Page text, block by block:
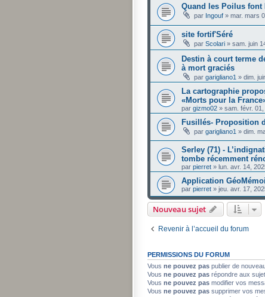
Quand les Poilus font
par Ingouf » mar. mars
site fortif'Séré
par Scolari » sam. juin
Destin à court terme
à mort graciés
par garigliano1 » dim.
La cartographie
«Morts pour la
par gizmo02 » sam. févr.
Fusillés- Proposition
par garigliano1 » dim.
Serley (71) -
tombe récemment
par pierret » lun. avr. 14,
Application
par pierret » jeu. avr. 17,
Nouveau sujet
Revenir à l’accueil du forum
PERMISSIONS DU FORUM
Vous ne pouvez pas publier de
Vous ne pouvez pas répondre aux
Vous ne pouvez pas modifier vos
Vous ne pouvez pas supprimer vos